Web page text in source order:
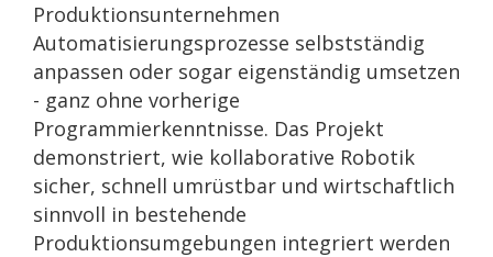
Produktionsunternehmen
Automatisierungsprozesse selbstständig
anpassen oder sogar eigenständig umsetzen
- ganz ohne vorherige
Programmierkenntnisse. Das Projekt
demonstriert, wie kollaborative Robotik
sicher, schnell umrüstbar und wirtschaftlich
sinnvoll in bestehende
Produktionsumgebungen integriert werden